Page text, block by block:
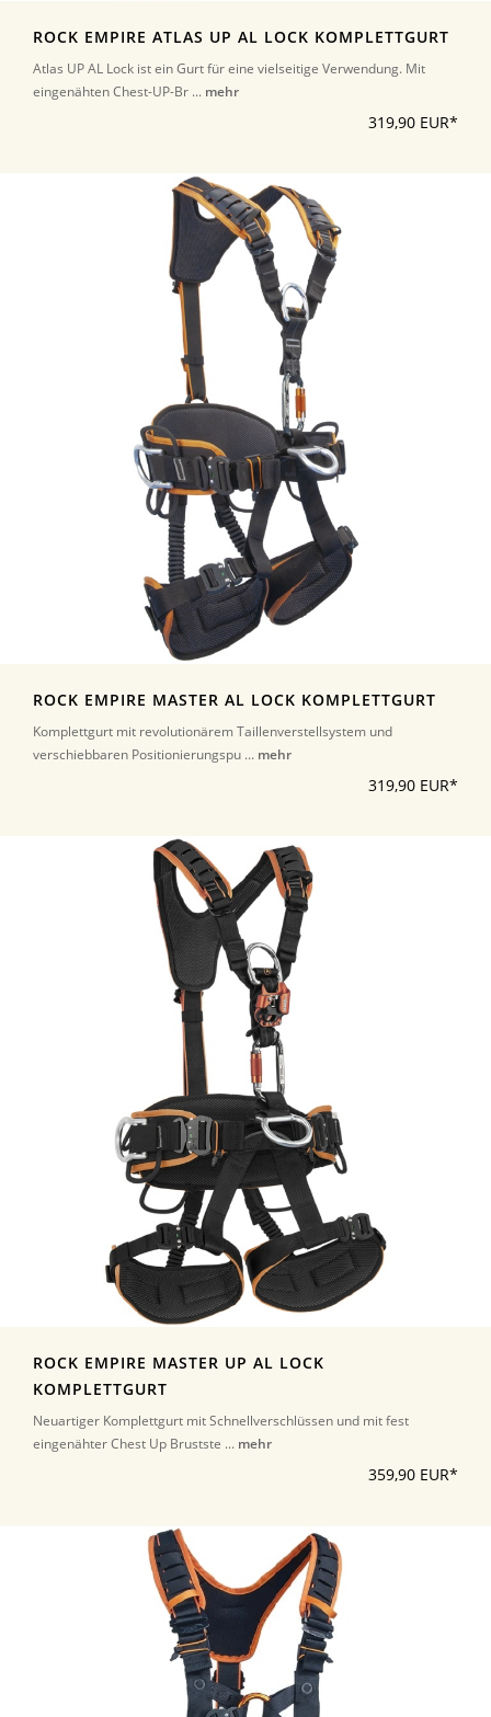
ROCK EMPIRE ATLAS UP AL LOCK KOMPLETTGURT
Atlas UP AL Lock ist ein Gurt für eine vielseitige Verwendung. Mit
eingenähten Chest-UP-Br ... mehr
319,90 EUR*
ROCK EMPIRE MASTER AL LOCK KOMPLETTGURT
Komplettgurt mit revolutionärem Taillenverstellsystem und
verschiebbaren Positionierungspu ... mehr
319,90 EUR*
ROCK EMPIRE MASTER UP AL LOCK
KOMPLETTGURT
Neuartiger Komplettgurt mit Schnellverschlüssen und mit fest
eingenähter Chest Up Brustste ... mehr
359,90 EUR*